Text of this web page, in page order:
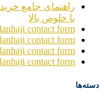
راهنمای جامع
با خلوص بالا
contact form
contact form
contact form
contact form
دسته‌ها